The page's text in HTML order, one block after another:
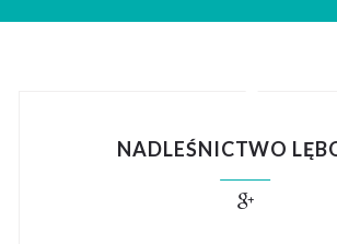
NADLEŚNICTWO